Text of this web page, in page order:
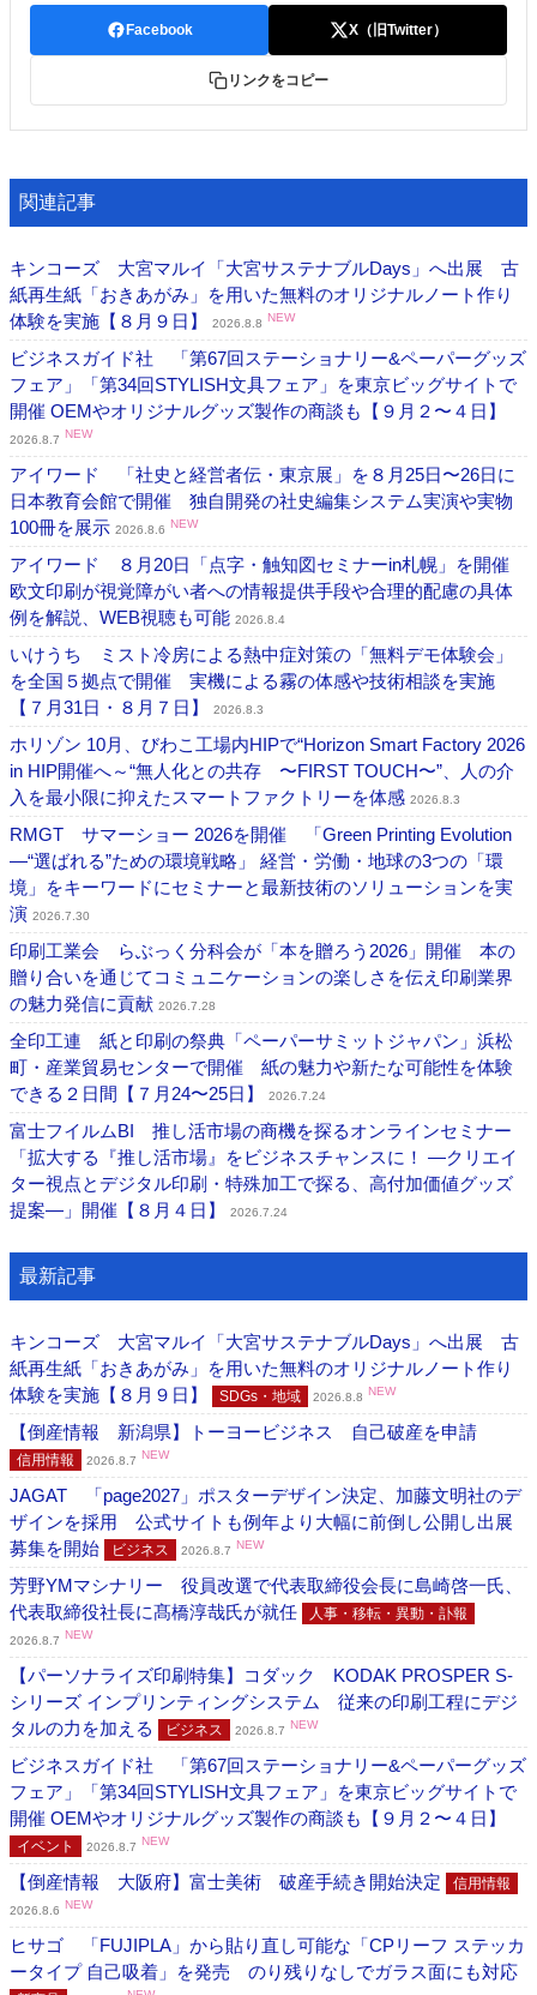
Facebook X（旧Twitter）
リンクをコピー
関連記事
キンコーズ 大宮マルイ「大宮サステナブルDays」へ出展 古
紙再生紙「おきあがみ」を用いた無料のオリジナルノート作り
体験を実施【８月９日】
2026.8.8 NEW
ビジネスガイド社 「第67回ステーショナリー&ペーパーグッズ
フェア」「第34回STYLISH文具フェア」を東京ビッグサイトで
開催 OEMやオリジナルグッズ製作の商談も【９月２〜４日】
2026.8.7 NEW
アイワード 「社史と経営者伝・東京展」を８月25日〜26日に
日本教育会館で開催 独自開発の社史編集システム実演や実物
100冊を展示 2026.8.6 NEW
アイワード ８月20日「点字・触知図セミナーin札幌」を開催
欧文印刷が視覚障がい者への情報提供手段や合理的配慮の具体
例を解説、WEB視聴も可能 2026.8.4
いけうち ミスト冷房による熱中症対策の「無料デモ体験会」
を全国５拠点で開催 実機による霧の体感や技術相談を実施
【７月31日・８月７日】
2026.8.3
ホリゾン 10月、びわこ工場内HIPで“Horizon Smart Factory 2026
in HIP開催へ～“無人化との共存 〜FIRST TOUCH〜”、人の介
入を最小限に抑えたスマートファクトリーを体感 2026.8.3
RMGT サマーショー 2026を開催 「Green Printing Evolution
―“選ばれる”ための環境戦略」 経営・労働・地球の3つの「環
境」をキーワードにセミナーと最新技術のソリューションを実
演 2026.7.30
印刷工業会 らぶっく分科会が「本を贈ろう2026」開催 本の
贈り合いを通じてコミュニケーションの楽しさを伝え印刷業界
の魅力発信に貢献 2026.7.28
全印工連 紙と印刷の祭典「ペーパーサミットジャパン」浜松
町・産業貿易センターで開催 紙の魅力や新たな可能性を体験
できる２日間【７月24〜25日】
2026.7.24
富士フイルムBI 推し活市場の商機を探るオンラインセミナー
「拡大する『推し活市場』をビジネスチャンスに！ ―クリエイ
ター視点とデジタル印刷・特殊加工で探る、高付加価値グッズ
提案―」開催【８月４日】
2026.7.24
最新記事
キンコーズ 大宮マルイ「大宮サステナブルDays」へ出展 古
紙再生紙「おきあがみ」を用いた無料のオリジナルノート作り
体験を実施【８月９日】
SDGs・地域 2026.8.8 NEW
【倒産情報 新潟県】トーヨービジネス 自己破産を申請
信用情報 2026.8.7 NEW
JAGAT 「page2027」ポスターデザイン決定、加藤文明社のデ
ザインを採用 公式サイトも例年より大幅に前倒し公開し出展
募集を開始
ビジネス 2026.8.7 NEW
芳野YMマシナリー 役員改選で代表取締役会長に島崎啓一氏、
代表取締役社長に髙橋淳哉氏が就任
人事・移転・異動・訃報
2026.8.7 NEW
【パーソナライズ印刷特集】コダック KODAK PROSPER S-
シリーズ インプリンティングシステム 従来の印刷工程にデジ
タルの力を加える
ビジネス 2026.8.7 NEW
ビジネスガイド社 「第67回ステーショナリー&ペーパーグッズ
フェア」「第34回STYLISH文具フェア」を東京ビッグサイトで
開催 OEMやオリジナルグッズ製作の商談も【９月２〜４日】
イベント 2026.8.7 NEW
【倒産情報 大阪府】富士美術 破産手続き開始決定 信用情報
2026.8.6 NEW
ヒサゴ 「FUJIPLA」から貼り直し可能な「CPリーフ ステッカ
ータイプ 自己吸着」を発売 のり残りなしでガラス面にも対応